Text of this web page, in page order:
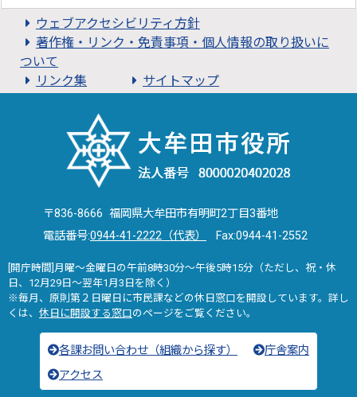
ウェブアクセシビリティ方針
著作権・リンク・免責事項・個人情報の取り扱いに
ついて
リンク集
サイトマップ
〒836-8666 福岡県大牟田市有明町2丁目3番地
電話番号:0944-41-2222（代表） Fax:0944-41-2552
[開庁時間]月曜～金曜日の午前8時30分～午後5時15分（ただし、祝・休
日、12月29日～翌年1月3日を除く）
※毎月、原則第２日曜日に市民課などの休日窓口を開設しています。詳し
くは、 休日に開設する窓口のページをご覧ください。
各課お問い合わせ（組織から探す）
庁舎案内
アクセス